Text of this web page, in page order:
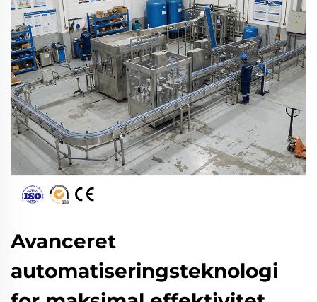
Avanceret
automatiseringsteknologi